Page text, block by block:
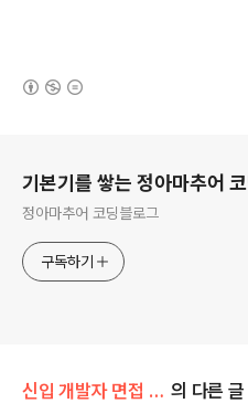
기본기를 쌓는 정아마추어
정아마추어 코딩블로그
구독하기
신입 개발자 면접 기초 의 다른 글